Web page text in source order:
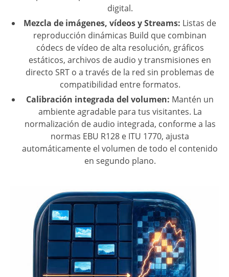
digital.
Mezcla de imágenes, vídeos y Streams: Listas de
reproducción dinámicas Build que combinan
códecs de vídeo de alta resolución, gráficos
estáticos, archivos de audio y transmisiones en
directo SRT o a través de la red sin problemas de
compatibilidad entre formatos.
Calibración integrada del volumen: Mantén un
ambiente agradable para tus visitantes. La
normalización de audio integrada, conforme a las
normas EBU R128 e ITU 1770, ajusta
automáticamente el volumen de todo el contenido
en segundo plano.